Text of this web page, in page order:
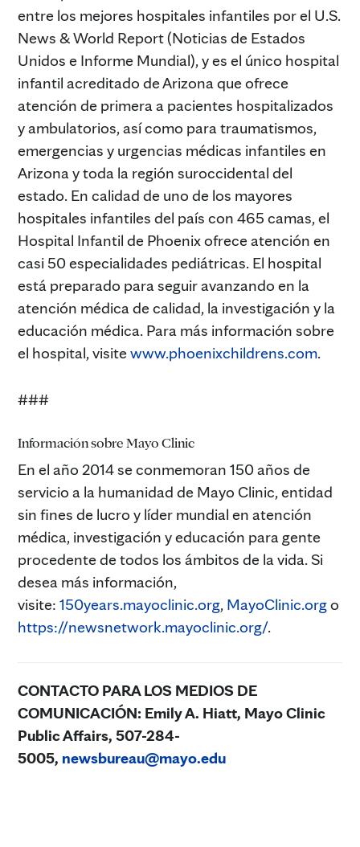
entre los mejores hospitales infantiles por el U.S.
News & World Report (Noticias de Estados
Unidos e Informe Mundial), y es el único hospital
infantil acreditado de Arizona que ofrece
atención de primera a pacientes hospitalizados
y ambulatorios, así como para traumatismos,
emergencias y urgencias médicas infantiles en
Arizona y toda la región suroccidental del
estado. En calidad de uno de los mayores
hospitales infantiles del país con 465 camas, el
Hospital Infantil de Phoenix ofrece atención en
casi 50 especialidades pediátricas. El hospital
está preparado para seguir avanzando en la
atención médica de calidad, la investigación y la
educación médica. Para más información sobre
el hospital, visitewww.phoenixchildrens.com.
###
Información sobre Mayo Clinic
En el año 2014 se conmemoran 150 años de
servicio a la humanidad de Mayo Clinic, entidad
sin fines de lucro y líder mundial en atención
médica, investigación y educación para gente
procedente de todos los ámbitos de la vida. Si
desea más información,
visite: 150years.mayoclinic.org, MayoClinic.orgo
https://newsnetwork.mayoclinic.org/.
CONTACTO PARA LOS MEDIOS DE
COMUNICACIÓN: Emily A. Hiatt, Mayo Clinic
Public Affairs, 507-284-
5005, newsbureau@mayo.edu